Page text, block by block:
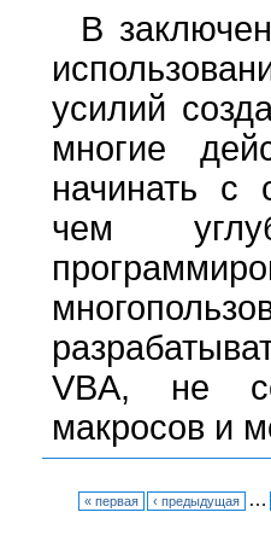
В
усилий
многие
начинать с
чем
VBA, не
макросов и
« первая ‹ предыдущая …